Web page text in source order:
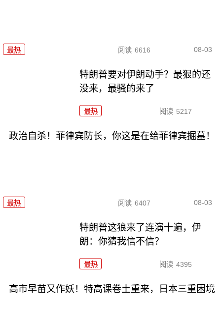
最热 阅读 6616 08-03
特朗普要对伊朗动手？最狠的还
没来，最骚的来了
最热 阅读 5217
政治自杀！菲律宾防长，你这是在给菲律宾掘墓！
最热 阅读 6407 08-03
特朗普这狼来了连演十遍，伊
朗：你猜我信不信？
最热 阅读 4395
高市早苗又作妖！特高课卷土重来，日本三重困境